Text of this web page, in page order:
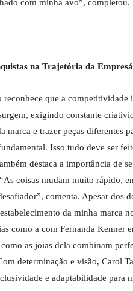
com minha avó”, completou.
na Trajetória da
reconhece que a competitividade
exigindo constante
marca e trazer peças diferentes
Isso tudo deve ser
destaca a importância de
coisas mudam muito rápido,
comenta. Apesar dos
da minha marca
como a com Fernanda Kenner
as joias dela combinam
determinação e visão, Carol
e adaptabilidade para